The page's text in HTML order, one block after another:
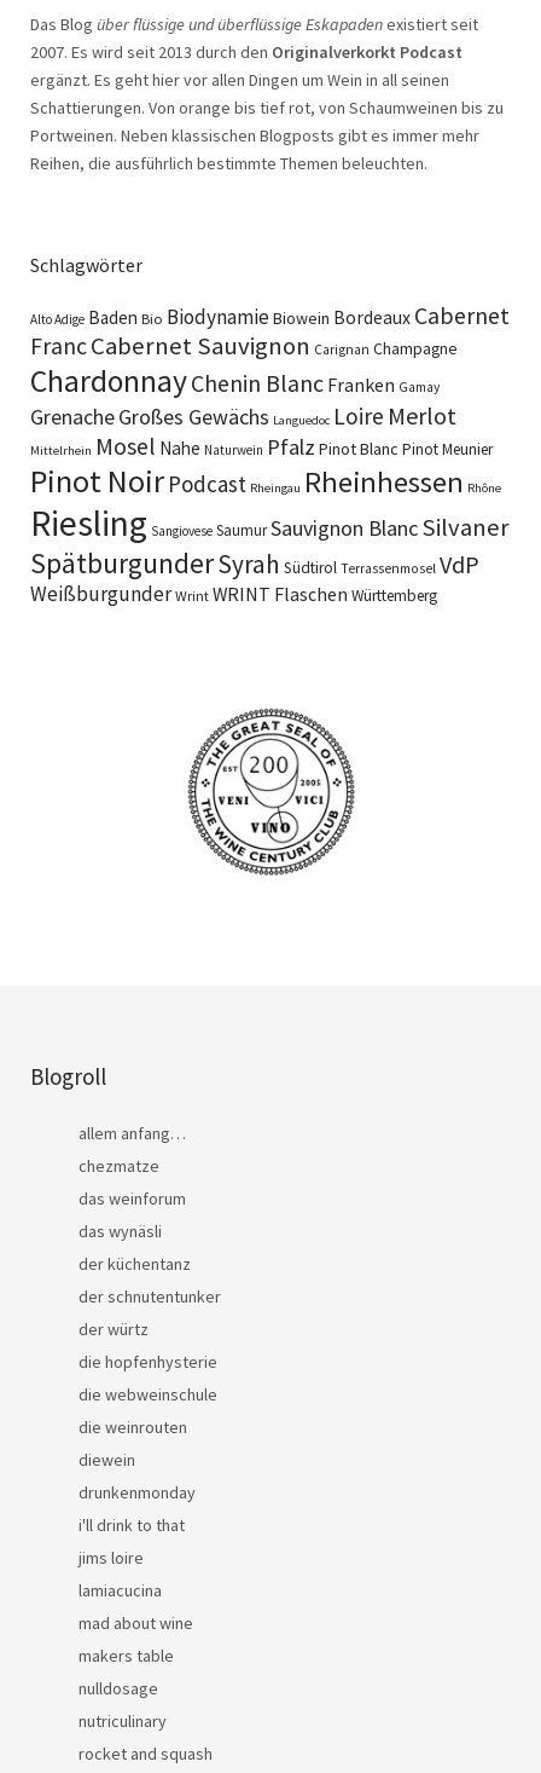
Das Blog über flüssige und überflüssige Eskapadenexistiert seit
2007. Es wird seit 2013 durch den Originalverkorkt Podcast
ergänzt. Es geht hier vor allen Dingen um Wein in all seinen
Schattierungen. Von orange bis tief rot, von Schaumweinen bis zu
Portweinen. Neben klassischen Blogposts gibt es immer mehr
Reihen, die ausführlich bestimmte Themen beleuchten.
Schlagwörter
Alto Adige Baden Bio BiodynamieBiowein Bordeaux Cabernet
FrancCabernet Sauvignon Carignan Champagne
ChardonnayChenin Blanc Franken Gamay
GrenacheGroßes Gewächs Languedoc Loire Merlot
Mittelrhein Mosel Nahe Naturwein Pfalz Pinot Blanc Pinot Meunier
Pinot Noir Podcast Rheingau Rheinhessen Rhône
Riesling Sangiovese SaumurSauvignon BlancSilvaner
SpätburgunderSyrah Südtirol Terrassenmosel VdP
Weißburgunder Wrint WRINT Flaschen Württemberg
Blogroll
allem anfang…
chezmatze
das weinforum
das wynäsli
der küchentanz
der schnutentunker
der würtz
die hopfenhysterie
die webweinschule
die weinrouten
diewein
drunkenmonday
i'll drink to that
jims loire
lamiacucina
mad about wine
makers table
nulldosage
nutriculinary
rocket and squash